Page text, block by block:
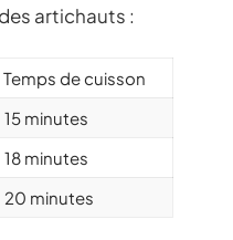
artichauts :
Temps de cuisson
15 minutes
18 minutes
20 minutes